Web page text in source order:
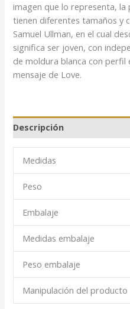
imagen que lo representa, la
tienen diferentes tamaños y
Samuel Ullman, en el cual
significa ser joven, con
de moldura blanca con perfil
mensaje de Love.
Descripción
Medidas
Peso
Embalaje
Medidas embalaje
Peso embalaje
Manipulación del producto